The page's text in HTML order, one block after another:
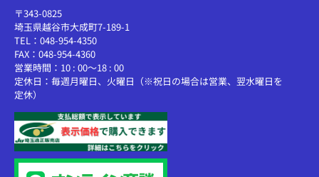
〒343-0825
埼玉県越谷市大成町7-189-1
TEL：048-954-4350
FAX：048-954-4360
営業時間：10 : 00～18 : 00
定休日：毎週月曜日、火曜日（※祝日の場合は営業、翌水曜日を
定休）